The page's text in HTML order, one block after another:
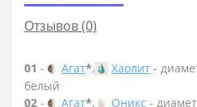
Отзывов (0)
01 - Агат*, Хаолит -
белый
02 - Агат*, Оникс -